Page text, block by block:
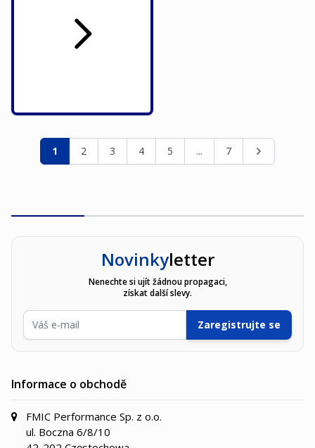
Stránka
Právě si prohlížíte stránku
1 Stránka
2 Stránka
3 Stránka
4 Stránka
5 ... Stránka
7 Stránka
Novinkyletter
Nenechte si ujít žádnou propagaci,
získat další slevy.
E-mailová adresa
Zaregistrujte se
Informace o obchodě
FMIC Performance Sp. z o.o.
ul. Boczna 6/8/10